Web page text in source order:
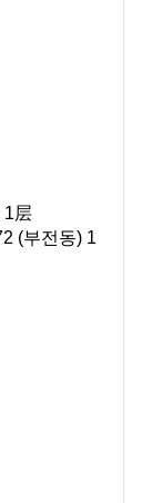
1层
(부전동) 1